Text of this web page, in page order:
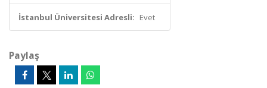
İstanbul Üniversitesi Adresli: Evet
Paylaş